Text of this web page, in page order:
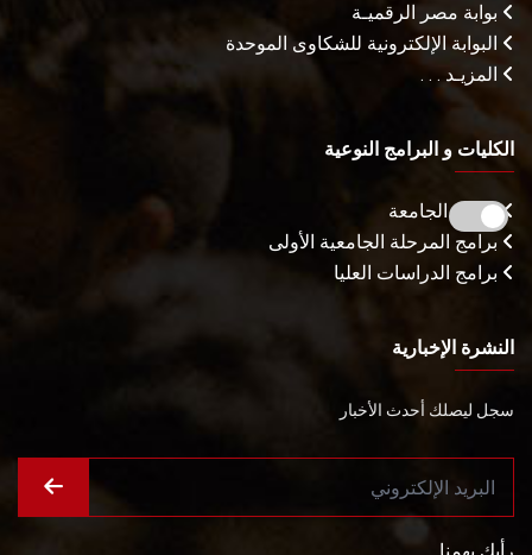
بوابة مصر الرقميـة
البوابة الإلكترونية للشكاوى الموحدة
المزيـد . . .
الكليات و البرامج النوعية
كليات الجامعة
برامج المرحلة الجامعية الأولى
برامج الدراسات العليا
النشرة الإخبارية
سجل ليصلك أحدث الأخبار